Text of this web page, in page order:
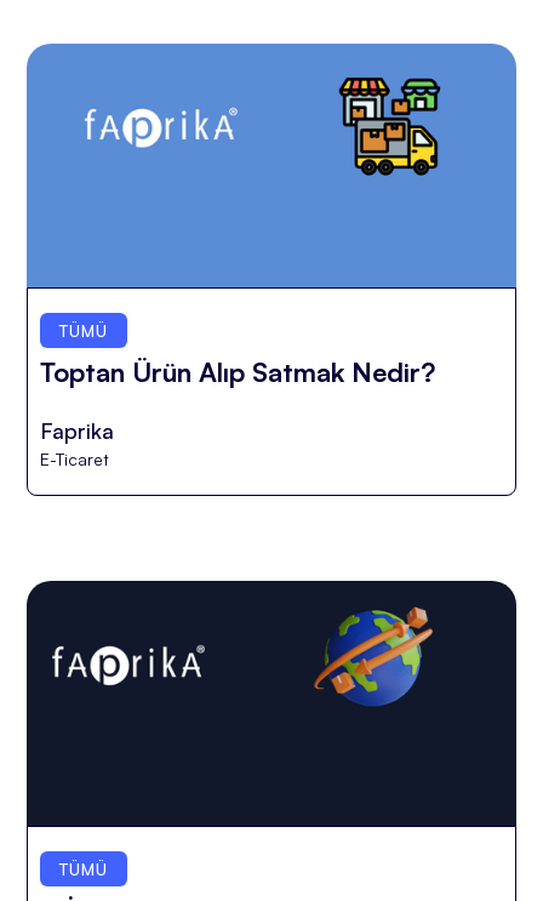
TÜMÜ
Toptan Ürün Alıp Satmak Nedir?
Faprika
E-Ticaret
TÜMÜ